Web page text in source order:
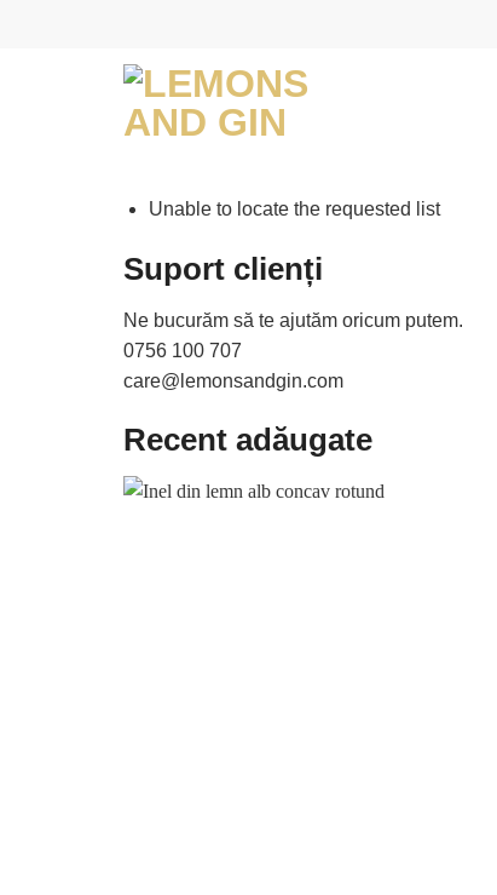
Unable to locate the requested list
Suport clienți
Ne bucurăm să te ajutăm oricum putem.
0756 100 707
care@lemonsandgin.com
Recent adăugate